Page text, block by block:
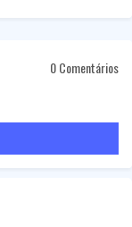
0 Comentários